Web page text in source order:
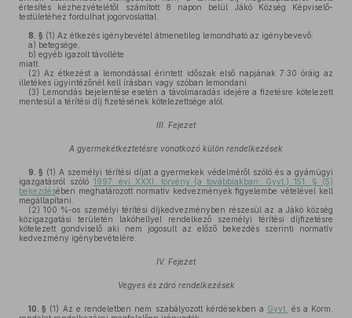
értesítés kézhezvételétől számított 8 napon belül Jákó Község Képviselő-
testületéhez fordulhat jogorvoslattal.
8. § (1) Az étkezés igénybevétel átmenetileg lemondható az igénybevevő:
a) betegsége,
b) egyéb igazolt távolléte
miatt.
(2) Az étkezést a lemondással érintett időszak első napjának 7:30 óráig az
illetékes ügyintézőnél kell írásban vagy szóban lemondani.
(3) Lemondás bejelentése esetén a távolmaradás idejére a fizetésre kötelezett
mentesül a térítési díj fizetésének kötelezettsége alól.
III. Fejezet
A gyermekétkeztetésre vonatkozó külön rendelkezések
9. § (1) A személyi térítési díjat a gyermekek védelméről szóló és a gyámügyi
igazgatásról szóló 1997. évi XXXI. törvény (a továbbiakban: Gyvt.) 151. § (5)
bekezdésében meghatározott normatív kedvezmények figyelembe vételével kell
megállapítani.
(2) 100 %-os személyi térítési díjkedvezményben részesül az a Jákó község
közigazgatási területén lakóhellyel rendelkező személyi térítési díjfizetésre
kötelezett gondviselő aki nem jogosult az előző bekezdés szerinti normatív
kedvezmény igénybevételére.
IV. Fejezet
Vegyes és záró rendelkezések
10. § (1) Az e rendeletben nem szabályozott kérdésekben a Gyvt.
és a Korm.